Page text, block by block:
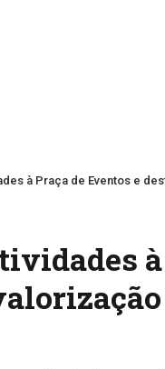
à Praça de Eventos e